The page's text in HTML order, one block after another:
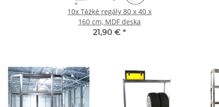
10x Těžké regály 80 x 40 x
160 cm, MDF deska
21,90 € *